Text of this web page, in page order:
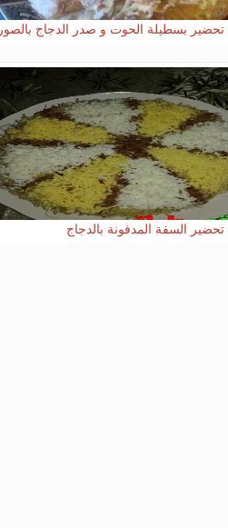
بسطيلة الحوت و صدر الدجاج بالصور
السفة المدفونة بالدجاج